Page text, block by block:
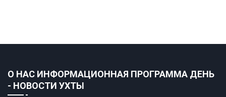
О НАС ИНФОРМАЦИОННАЯ ПРОГРАММА ДЕНЬ
- НОВОСТИ УХТЫ